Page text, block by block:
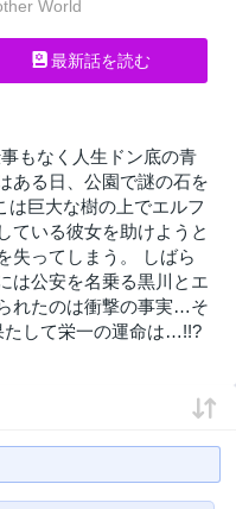
World
最新話を読む
もなく人生ドン底の青
ある日、公園で謎の石を
は巨大な樹の上でエルフ
ている彼女を助けようと
失ってしまう。 しばら
は公安を名乗る黒川とエ
れたのは衝撃の事実…そ
たして栄一の運命は…!!?